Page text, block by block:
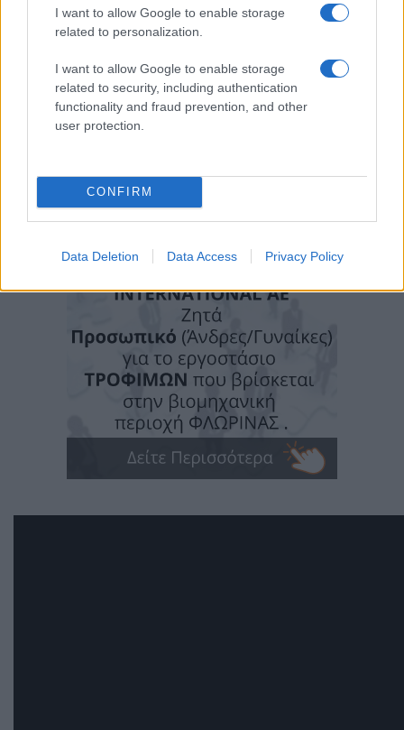
I want to allow Google to enable storage
related to personalization.
I want to allow Google to enable storage
related to security, including authentication
functionality and fraud prevention, and other
user protection.
CONFIRM
Data Deletion Data Access Privacy Policy